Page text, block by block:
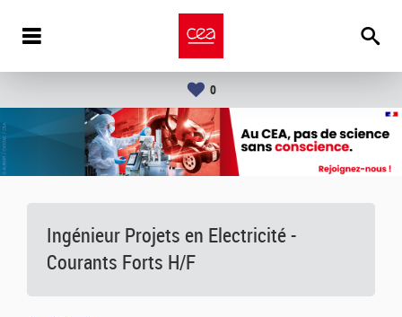
0
Ingénieur Projets en Electricité -
Courants Forts H/F